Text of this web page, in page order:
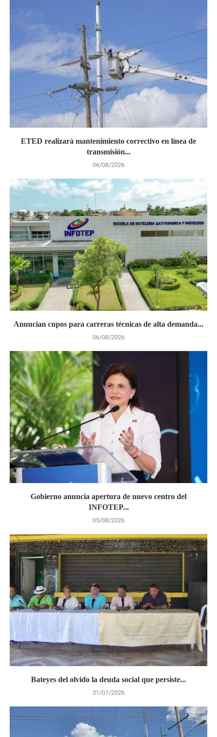
ETED realizará mantenimiento correctivo en línea de
transmisión...
06/08/2026
Anuncian cupos para carreras técnicas de alta demanda...
06/08/2026
Gobierno anuncia apertura de nuevo centro del
INFOTEP...
05/08/2026
Bateyes del olvido la deuda social que persiste...
31/07/2026